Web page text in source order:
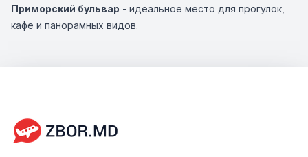
Приморский бульвар - идеальное место для прогулок,
кафе и панорамных видов.